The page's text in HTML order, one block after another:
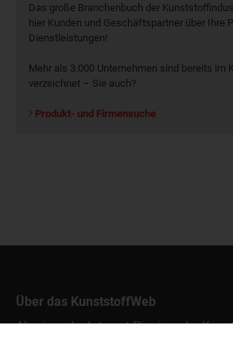
Das große Branchenbuch der
hier Kunden und Geschäftspartner über Ihre
Dienstleistungen!
Mehr als 3.000 Unternehmen sind bereits im
verzeichnet – Sie auch?
Produkt- und Firmensuche
Über das KunststoffWeb
Als einer der Internet-Pioniere der